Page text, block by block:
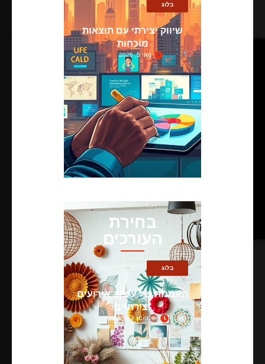
בלוג
שיווק יצירתי עם תוצאות
מוכחות
מאי 5, 2025
בחירת
העורכים
בלוג
האמנות של עיצוב אירועים
יצירתיים
אוקטובר 2, 2024